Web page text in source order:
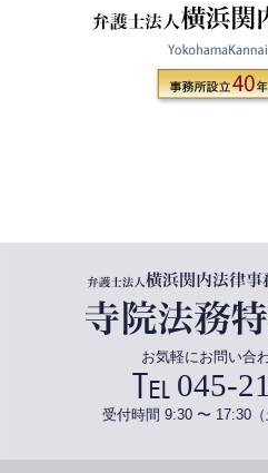
お気軽にお問い合
045-
受付時間 9:30 〜 17:30（